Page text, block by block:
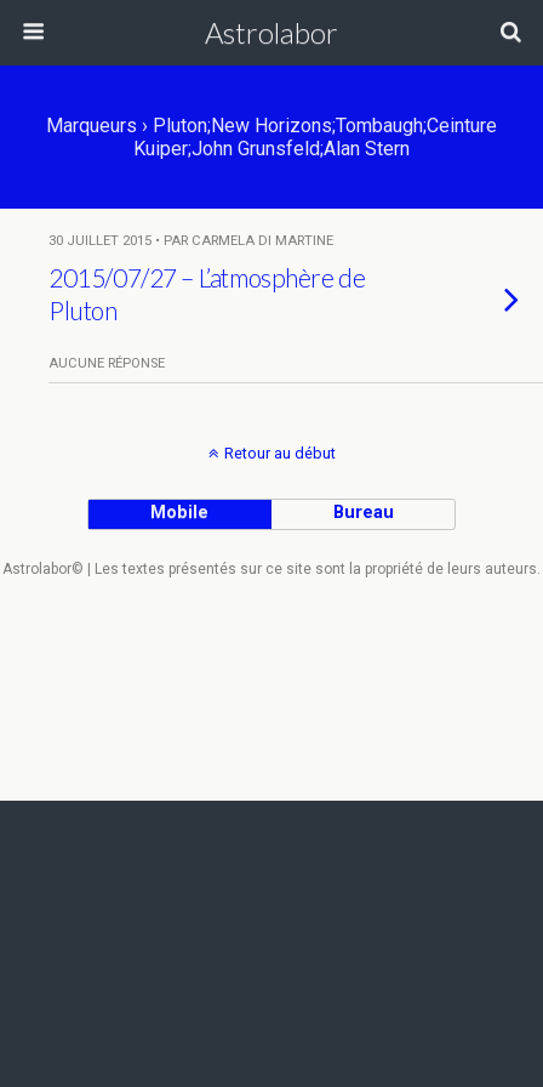
Astrolabor
Marqueurs › Pluton;New Horizons;Tombaugh;ceinture
Kuiper;John Grunsfeld;Alan Stern
30 JUILLET 2015 • PAR CARMELA DI MARTINE
2015/07/27 – L’atmosphère de
Pluton
AUCUNE RÉPONSE
Retour au début
Mobile Bureau
Astrolabor© | Les textes présentés sur ce site sont la propriété de leurs auteurs.